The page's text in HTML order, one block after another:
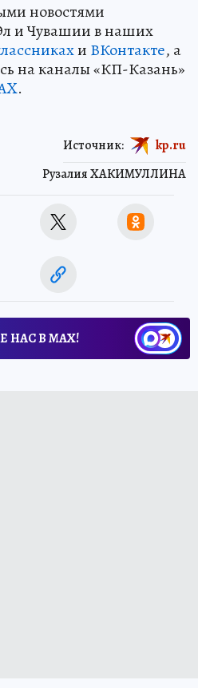
новостями
и Чувашии в наших
и ВКонтакте, а
на каналы «КП-Казань»
.
Рузалия ХАКИМУЛЛИНА
Источник: kp.ru
НАС В МАХ!